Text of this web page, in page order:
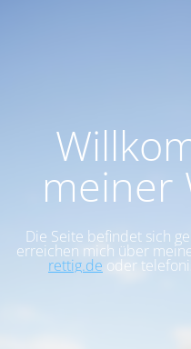
meiner
Die Seite befindet sich
erreichen mich über
rettig.de oder